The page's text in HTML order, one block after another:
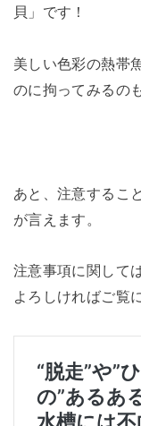
貝」です！
美しい色彩の熱帯
のに拘ってみるの
あと、注意するこ
が言えます。
注意事項に関して
よろしければご覧